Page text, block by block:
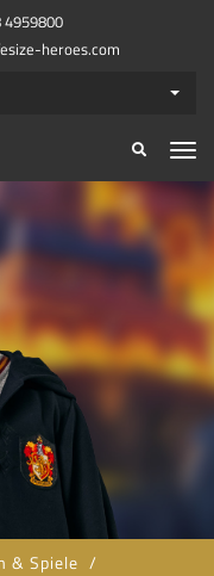
heroes.com
& Spiele /